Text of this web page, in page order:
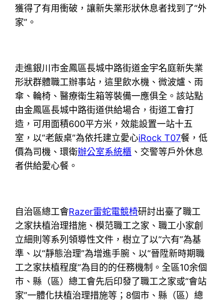
獲得了有用衝破，讓新失業形狀休息者找到了“外
家”。
走進銀川市金鳳區長城中路街道金宇名庭新失業
形狀群體職工辦事站，這里飲水機、微波爐、雨
傘、輪椅、醫療衛生箱等裝備一應俱全。該站點
由金鳳區長城中路街道供給場合，街道工會打
造，可用面積600平方米，效能設置一站十五
室，以“老飯桌”為依托建立愛心iRock T07餐，低
價為司機、環衛辦公室系統櫃 、交警等戶外休息
者供給愛心餐。
自治區總工會Razer雷蛇電競椅研討出臺了職工
之家扶植治理措施、模范職工之家、職工小家創
立細則等系列領導性文件，樹立了以“六有”為基
準、以“靜態治理”為增進手腕、以“晉陞新時期職
工之家扶植程度”為目的的任務機制。全區10余個
市、縣（區）總工會先后印發了職工之家或“會站
家”一體化扶植治理措施等；8個市、縣（區）總